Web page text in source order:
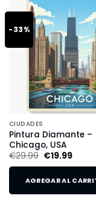
-33%
CIUDADES
Pintura Diamante –
Chicago, USA
€29.99 €19.99
AGREGAR AL